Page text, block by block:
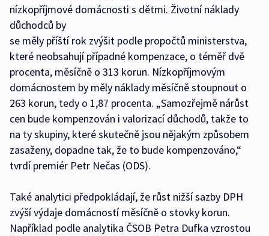
nízkopříjmové domácnosti s dětmi. Životní náklady
důchodců by
se měly příští rok zvýšit podle propočtů ministerstva,
které neobsahují případné kompenzace, o téměř dvě
procenta, měsíčně o 313 korun. Nízkopříjmovým
domácnostem by měly náklady měsíčně stoupnout o
263 korun, tedy o 1,87 procenta. „Samozřejmě nárůst
cen bude kompenzován i valorizací důchodů, takže to
na ty skupiny, které skutečně jsou nějakým způsobem
zasaženy, dopadne tak, že to bude kompenzováno,“
tvrdí premiér Petr Nečas (ODS).
Také analytici předpokládají, že růst nižší sazby DPH
zvýší výdaje domácností měsíčně o stovky korun.
Například podle analytika ČSOB Petra Dufka vzrostou